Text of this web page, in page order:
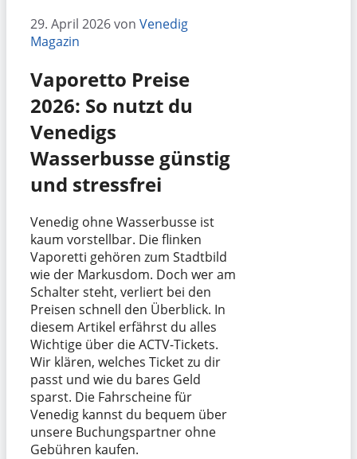
29. April 2026von Venedig
Magazin
Vaporetto Preise
2026: So nutzt du
Venedigs
Wasserbusse günstig
und stressfrei
Venedig ohne Wasserbusse ist
kaum vorstellbar. Die flinken
Vaporetti gehören zum Stadtbild
wie der Markusdom. Doch wer am
Schalter steht, verliert bei den
Preisen schnell den Überblick. In
diesem Artikel erfährst du alles
Wichtige über die ACTV-Tickets.
Wir klären, welches Ticket zu dir
passt und wie du bares Geld
sparst. Die Fahrscheine für
Venedig kannst du bequem über
unsere Buchungspartner ohne
Gebühren kaufen.